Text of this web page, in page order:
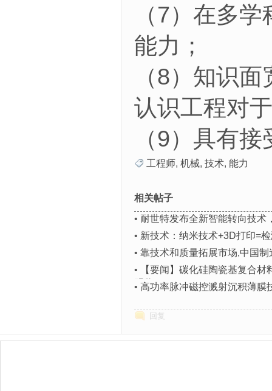
（7）在多
能力；
（8）知识
认识工程对
（9）具有
工程师, 机械, 技术, 能力
相关帖子
• 耐世特发布全新智能转向技术
• 新技术：纳米技术+3D打印=
• 靠技术和质量拓展市场,中国制
•
【要闻】碳化硅陶瓷基复合
明奖
• 高功率脉冲磁控溅射沉积薄膜
回复